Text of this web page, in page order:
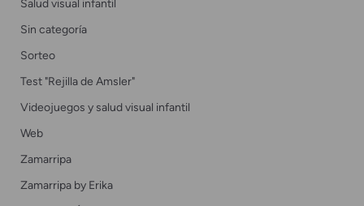
Salud visual infantil
Sin categoría
Sorteo
Test "Rejilla de Amsler"
Videojuegos y salud visual infantil
Web
Zamarripa
Zamarripa by Erika